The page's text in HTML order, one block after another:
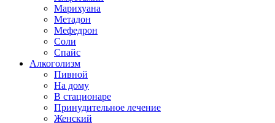
Марихуана
Метадон
Мефедрон
Соли
Спайс
Алкоголизм
Пивной
На дому
В стационаре
Принудительное лечение
Женский